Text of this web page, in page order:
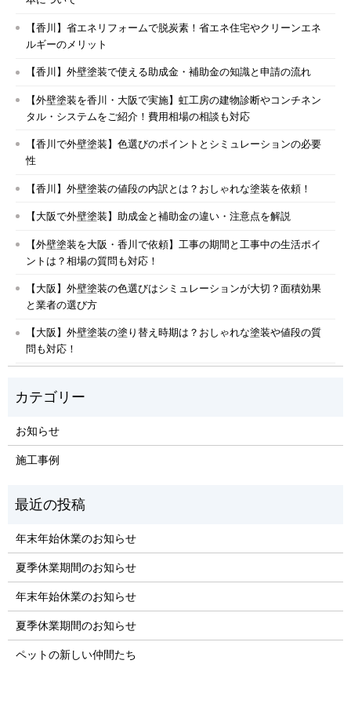
【香川】省エネリフォームで脱炭素！省エネ住宅やクリーンエネ
ルギーのメリット
【香川】外壁塗装で使える助成金・補助金の知識と申請の流れ
【外壁塗装を香川・大阪で実施】虹工房の建物診断やコンチネン
タル・システムをご紹介！費用相場の相談も対応
【香川で外壁塗装】色選びのポイントとシミュレーションの必要
性
【香川】外壁塗装の値段の内訳とは？おしゃれな塗装を依頼！
【大阪で外壁塗装】助成金と補助金の違い・注意点を解説
【外壁塗装を大阪・香川で依頼】工事の期間と工事中の生活ポイ
ントは？相場の質問も対応！
【大阪】外壁塗装の色選びはシミュレーションが大切？面積効果
と業者の選び方
【大阪】外壁塗装の塗り替え時期は？おしゃれな塗装や値段の質
問も対応！
お知らせ
施工事例
年末年始休業のお知らせ
夏季休業期間のお知らせ
年末年始休業のお知らせ
夏季休業期間のお知らせ
ペットの新しい仲間たち